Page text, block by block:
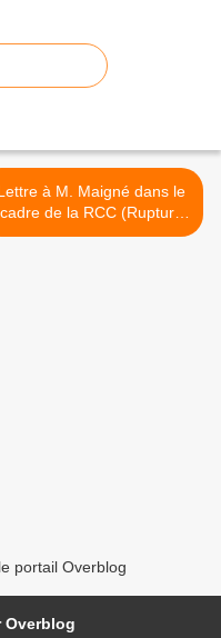
à M. Maigné dans le
cadre de la RCC (Rupture
Collective)
portail Overblog
Overblog